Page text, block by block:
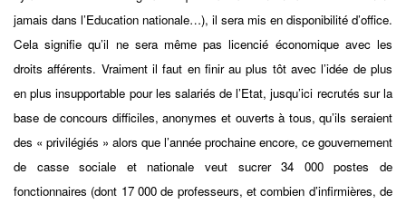
jamais dans l’Education nationale…), il sera mis en disponibilité d’office.
Cela signifie qu’il ne sera même pas licencié économique avec les
droits afférents. Vraiment il faut en finir au plus tôt avec l’idée de plus
en plus insupportable pour les salariés de l’Etat, jusqu’ici recrutés sur la
base de concours difficiles, anonymes et ouverts à tous, qu’ils seraient
des « privilégiés » alors que l’année prochaine encore, ce gouvernement
de casse sociale et nationale veut sucrer 34 000 postes de
fonctionnaires (dont 17 000 de professeurs, et combien d’infirmières, de